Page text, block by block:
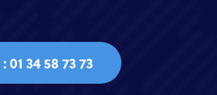
01 34 58 73 73